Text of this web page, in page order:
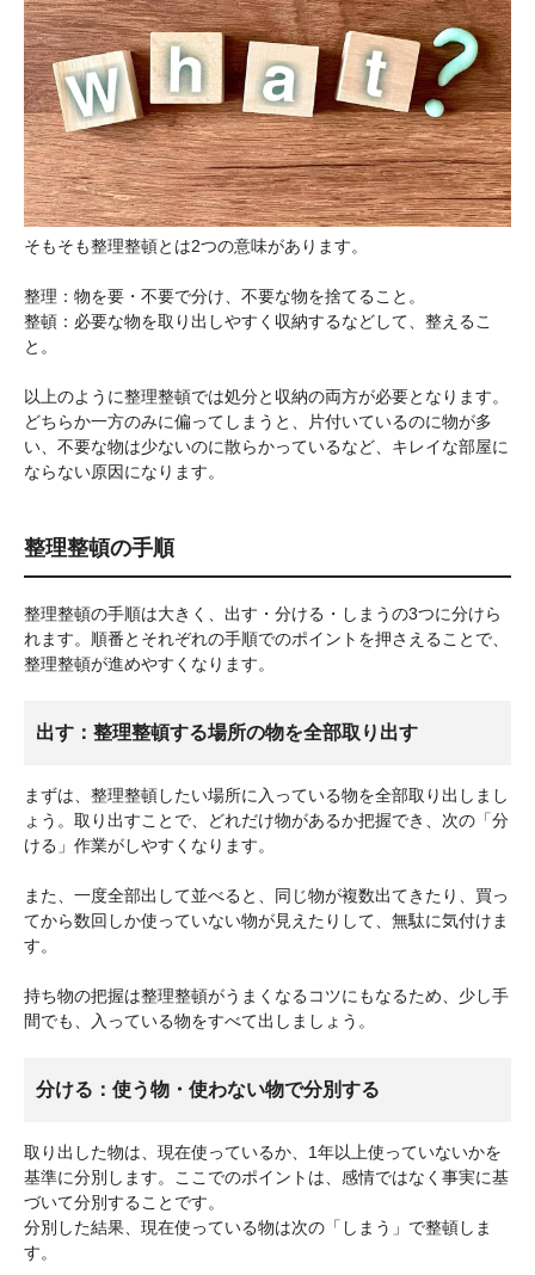
そもそも整理整頓とは2つの意味があります。
整理：物を要・不要で分け、不要な物を捨てること。
整頓：必要な物を取り出しやすく収納するなどして、整えるこ
と。
以上のように整理整頓では処分と収納の両方が必要となります。
どちらか一方のみに偏ってしまうと、片付いているのに物が多
い、不要な物は少ないのに散らかっているなど、キレイな部屋に
ならない原因になります。
整理整頓の手順
整理整頓の手順は大きく、出す・分ける・しまうの3つに分けら
れます。順番とそれぞれの手順でのポイントを押さえることで、
整理整頓が進めやすくなります。
出す：整理整頓する場所の物を全部取り出す
まずは、整理整頓したい場所に入っている物を全部取り出しまし
ょう。取り出すことで、どれだけ物があるか把握でき、次の「分
ける」作業がしやすくなります。
また、一度全部出して並べると、同じ物が複数出てきたり、買っ
てから数回しか使っていない物が見えたりして、無駄に気付けま
す。
持ち物の把握は整理整頓がうまくなるコツにもなるため、少し手
間でも、入っている物をすべて出しましょう。
分ける：使う物・使わない物で分別する
取り出した物は、現在使っているか、1年以上使っていないかを
基準に分別します。ここでのポイントは、感情ではなく事実に基
づいて分別することです。
分別した結果、現在使っている物は次の「しまう」で整頓しま
す。